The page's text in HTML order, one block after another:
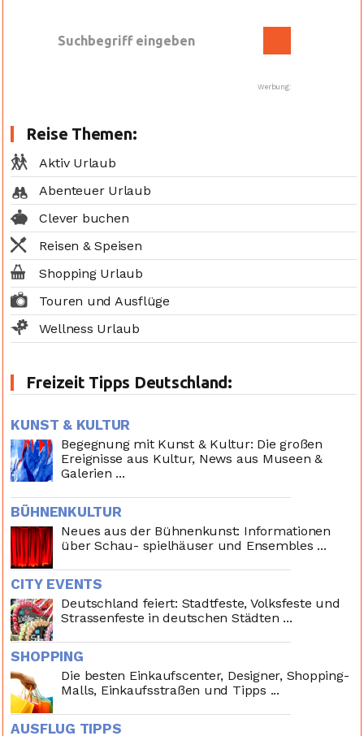
Werbung:
Reise Themen:
Aktiv Urlaub
Abenteuer Urlaub
Clever buchen
Reisen & Speisen
Shopping Urlaub
Touren und Ausflüge
Wellness Urlaub
Freizeit Tipps Deutschland:
KUNST & KULTUR
Begegnung mit Kunst & Kultur: Die großen
Ereignisse aus Kultur, News aus Museen &
Galerien ...
BÜHNENKULTUR
Neues aus der Bühnenkunst: Informationen
über Schau- spielhäuser und Ensembles ...
CITY EVENTS
Deutschland feiert: Stadtfeste, Volksfeste und
Strassenfeste in deutschen Städten ...
SHOPPING
Die besten Einkaufscenter, Designer, Shopping-
Malls, Einkaufsstraßen und Tipps ...
AUSFLUG TIPPS